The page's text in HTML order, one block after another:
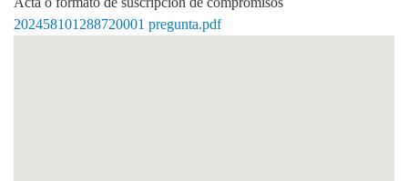
202458101288720001 pregunta.pdf